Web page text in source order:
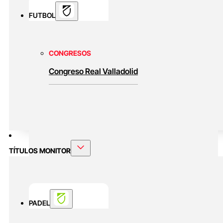
FUTBOL
CONGRESOS
Congreso Real Valladolid
TÍTULOS MONITOR
PADEL